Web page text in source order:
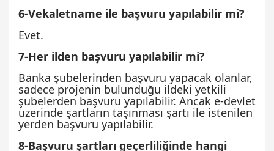
6-Vekaletname ile başvuru yapılabilir mi?
Evet.
7-Her ilden başvuru yapılabilir mi?
Banka şubelerinden başvuru yapacak olanlar,
sadece projenin bulunduğu ildeki yetkili
şubelerden başvuru yapılabilir. Ancak e-devlet
üzerinde şartların taşınması şartı ile istenilen
yerden başvuru yapılabilir.
8-Başvuru şartları geçerliliğinde hangi